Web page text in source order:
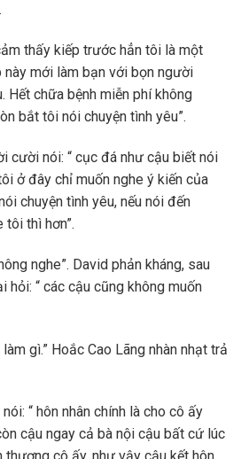
thấy kiếp trước hẳn tôi là một
này mới làm bạn với bọn người
Hết chữa bệnh miễn phí không
bắt tôi nói chuyện tình yêu”.
cười nói: “ cục đá như cậu biết nói
ở đây chỉ muốn nghe ý kiến của
chuyện tình yêu, nếu nói đến
tôi thì hơn”.
nghe”. David phản kháng, sau
hỏi: “ các cậu cũng không muốn
gì.” Hoắc Cao Lãng nhàn nhạt trả
“ hôn nhân chính là cho cô ấy
cậu ngay cả bà nội cậu bất cứ lúc